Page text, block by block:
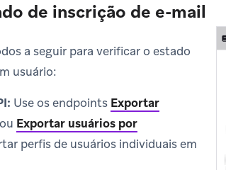
de inscrição de e-mail
a seguir para verificar o estado
usuário:
Use os endpoints Exportar
ou Exportar usuários por
perfis de usuários individuais em